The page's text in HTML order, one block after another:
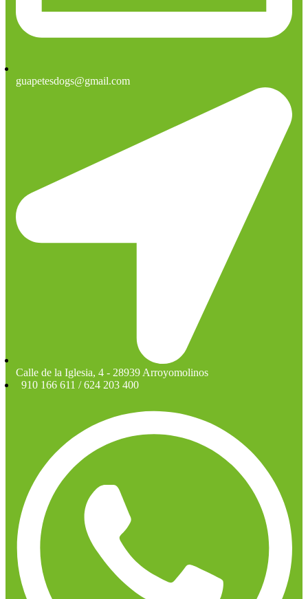
guapetesdogs@gmail.com
Calle de la Iglesia, 4 - 28939 Arroyomolinos
910 166 611 / 624 203 400